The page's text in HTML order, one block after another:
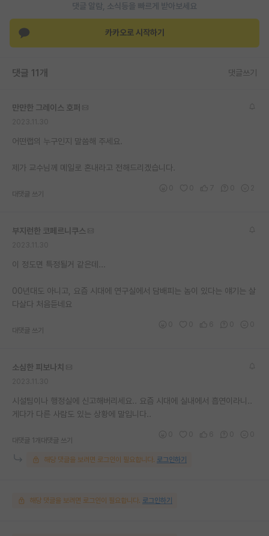
반도체 아카데미
댓글 알람, 소식등을 빠르게 받아보세요
카카오로 시작하기
댓글 11개 댓글쓰기
만만한 그레이스 호퍼
어떤랩의 누구인지 말씀해 주세요.
제가 교수님께 메일로 혼내라고 전해드리겠습니다.
대댓글 쓰기
부지런한 코페르니쿠스
이 정도면 특정될거 같은데...
00년대도 아니고, 요즘 시대에 연구실에서 담배피는 놈이 있다는 얘기는 살
다살다 처음듣네요
대댓글 쓰기
소심한 피보나치
시설팀이나 행정실에 신고해버리세요.. 요즘 시대에 실내에서 흡연이라니..
게다가 다른 사람도 있는 상황에 말입니다..
대댓글 1개 대댓글 쓰기
해당 댓글을 보려면 로그인이 필요합니다. 로그인하기
해당 댓글을 보려면 로그인이 필요합니다. 로그인하기